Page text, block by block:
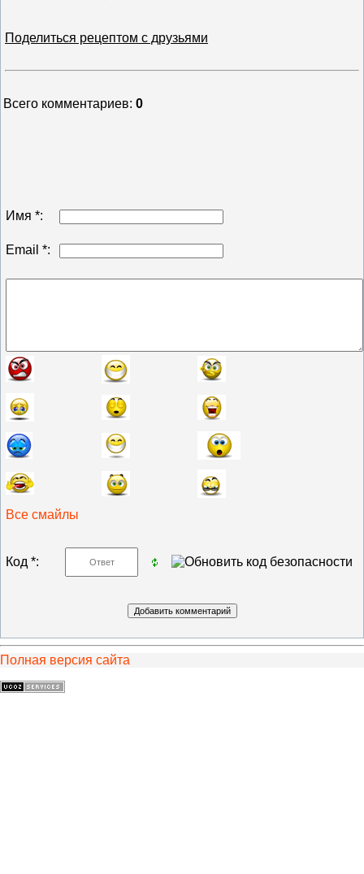
Поделиться рецептом с друзьями
Всего комментариев: 0
Имя *:
Email *:
Все смайлы
Код *:
Полная версия сайта